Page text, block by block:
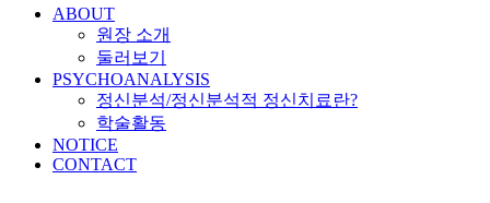
ABOUT
원장 소개
둘러보기
PSYCHOANALYSIS
정신분석/정신분석적 정신치료란?
학술활동
NOTICE
CONTACT